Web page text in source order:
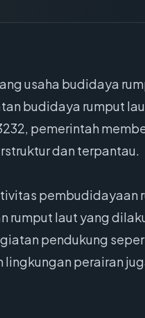
usaha budidaya
budidaya rumput
pemerintah
dan terpantau.
pembudidayaan
rumput laut yang
pendukung
perairan